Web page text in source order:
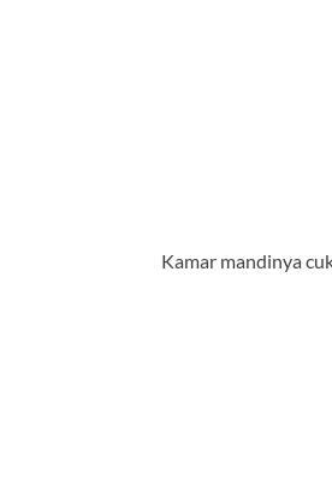
Kamar mandinya